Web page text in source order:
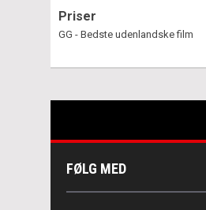
Priser
GG - Bedste udenlandske film
FØLG MED